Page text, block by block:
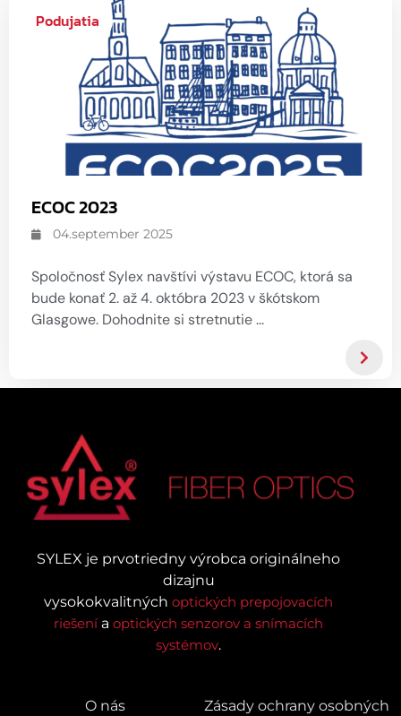
Výrobky veľmi malého formátu
U-DQ FLEXO výrobky
Snímače a Snímacie systémy
Snímače
Meracie zariadenia
Vyhodnocovací softvér
Sieťové prepojenia
Inštalačné príslušenstvo
Iné
Senzory a snímacie systémy
Priemyselná automatizácia
Obnoviteľné zdroje energie
Zákazková konštrukcia a
výskum a vývoj
Zmluvná výroba / OEM
Addresa a
navigácia
Spýtajte sa
online
Podujatia
ECOC 2023
04.september 2025
Spoločnosť Sylex navštívi výstavu ECOC, ktorá sa
bude konať 2. až 4. októbra 2023 v škótskom
Glasgowe. Dohodnite si stretnutie ...
SYLEX je prvotriedny výrobca originálneho
dizajnu
vysokokvalitných optických prepojovacích
riešení a optických senzorov a snímacích
systémov.
O nás
Zásady ochrany osobných